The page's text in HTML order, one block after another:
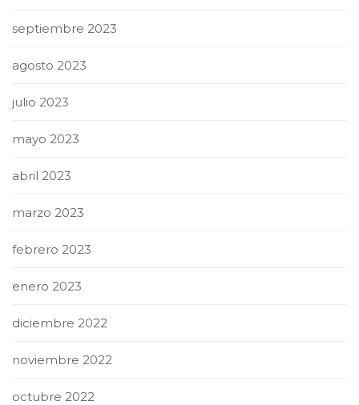
septiembre 2023
agosto 2023
julio 2023
mayo 2023
abril 2023
marzo 2023
febrero 2023
enero 2023
diciembre 2022
noviembre 2022
octubre 2022